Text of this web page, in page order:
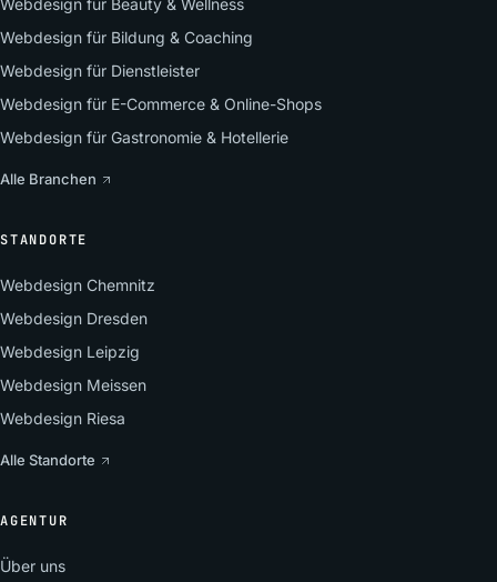
Webdesign für Beauty & Wellness
Webdesign für Bildung & Coaching
Webdesign für Dienstleister
Webdesign für E-Commerce & Online-Shops
Webdesign für Gastronomie & Hotellerie
Alle Branchen
STANDORTE
Webdesign Chemnitz
Webdesign Dresden
Webdesign Leipzig
Webdesign Meissen
Webdesign Riesa
Alle Standorte
AGENTUR
Über uns